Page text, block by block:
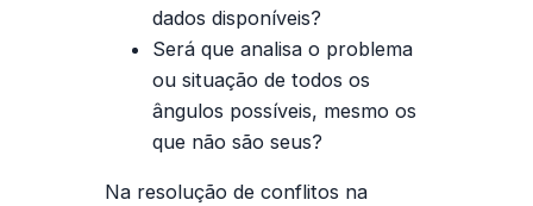
dados disponíveis?
Será que analisa o problema
ou situação de todos os
ângulos possíveis, mesmo os
que não são seus?
Na resolução de conflitos na